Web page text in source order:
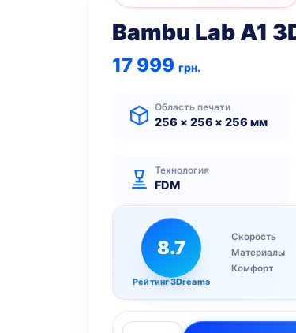
Bambu Lab A1
17 999 грн.
Область печати
256 × 256 × 256 мм
Технология
FDM
8.7
Рейтинг 3Dreams
Скорость
Материалы
Комфорт